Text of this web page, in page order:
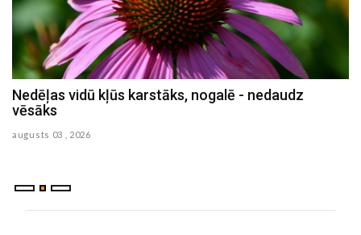
Nedēļas vidū kļūs karstāks, nogalē - nedaudz
vēsāks
augusts 03 , 2026
Brīdina par ļoti stipru negaisu un lielgraudu krusu
Latvijas austrumu daļā
augusts 01 , 2026